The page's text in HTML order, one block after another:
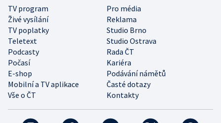
TV program
Pro média
Živé vysílání
Reklama
TV poplatky
Studio Brno
Teletext
Studio Ostrava
Podcasty
Rada ČT
Počasí
Kariéra
E-shop
Podávání námětů
Mobilní a TV aplikace
Časté dotazy
Vše o ČT
Kontakty